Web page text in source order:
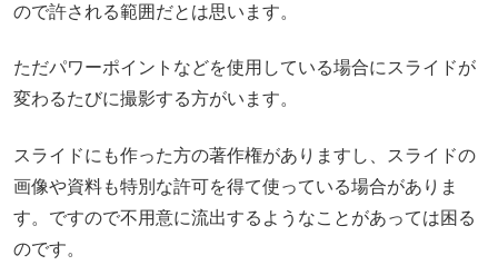
ので許される範囲だとは思います。
ただパワーポイントなどを使用している場合にスライドが
変わるたびに撮影する方がいます。
スライドにも作った方の著作権がありますし、スライドの
画像や資料も特別な許可を得て使っている場合がありま
す。ですので不用意に流出するようなことがあっては困る
のです。